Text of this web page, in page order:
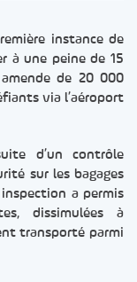
instance de
à une peine de 15
amende de 20 000
via l’aéroport
d’un contrôle
sur les bagages
a permis
dissimulées à
transporté parmi